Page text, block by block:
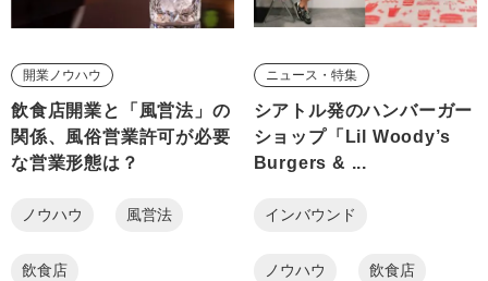
開業ノウハウ
飲食店開業と「風営法」の
関係、風俗営業許可が必要
な営業形態は？
ノウハウ 風営法
飲食店
ニュース・特集
シアトル発のハンバーガー
ショップ「Lil Woody’s
Burgers & ...
インバウンド
ノウハウ 飲食店